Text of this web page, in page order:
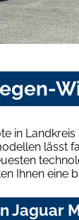
in
lässt
Ihnen eine
Jaguar